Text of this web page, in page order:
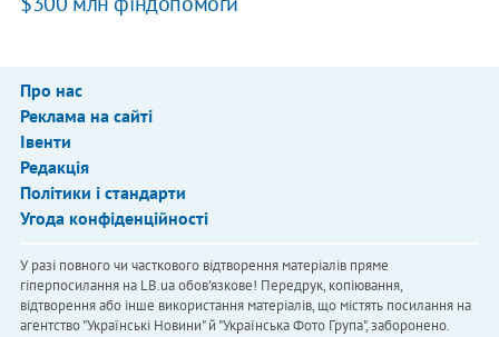
Про нас
Реклама на сайті
Івенти
Редакція
Політики і стандарти
Угода конфіденційності
У разі повного чи часткового відтворення матеріалів пряме
гіперпосилання на LB.ua обов'язкове! Передрук, копіювання,
відтворення або інше використання матеріалів, що містять посилання на
агентство "Українськi Новини" й "Українська Фото Група", заборонено.